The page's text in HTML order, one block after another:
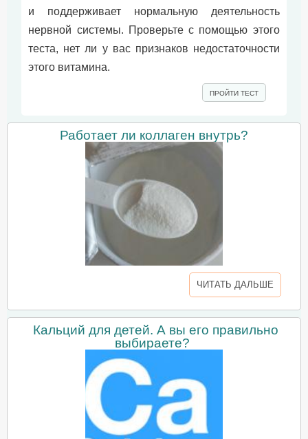
и поддерживает нормальную деятельность
нервной системы. Проверьте с помощью этого
теста, нет ли у вас признаков недостаточности
этого витамина.
ПРОЙТИ ТЕСТ
Работает ли коллаген внутрь?
ЧИТАТЬ ДАЛЬШЕ
Кальций для детей. А вы его правильно
выбираете?